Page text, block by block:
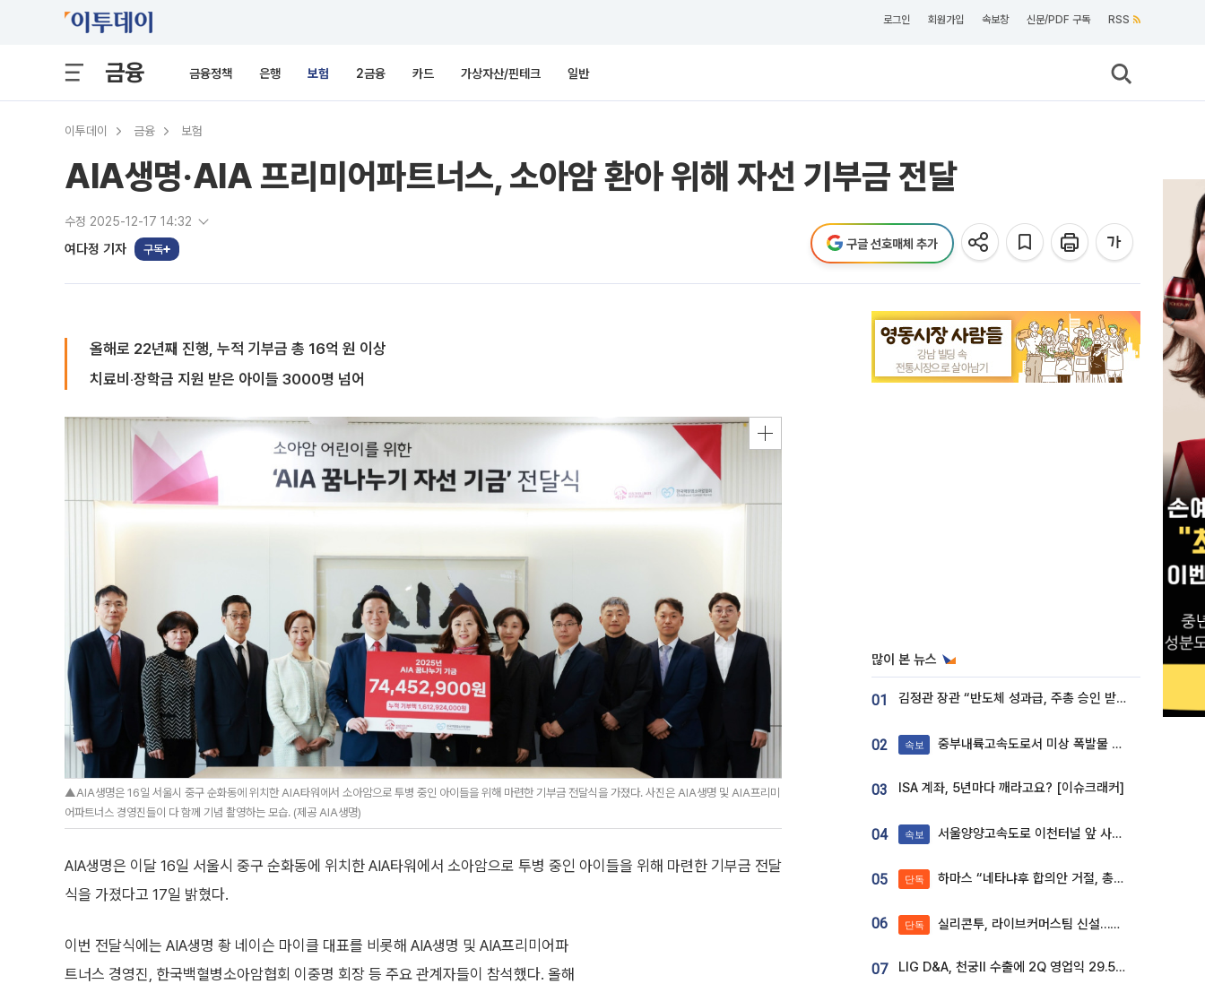
로그인 회원가입 속보창 신문/PDF 구독 RSS
금융 금융정책 은행 보험 2금융 카드 가상자산/핀테크 일반
이투데이 금융 보험
AIA생명‧AIA 프리미어파트너스, 소아암 환아 위해 자선 기부금 전달
수정 2025-12-17 14:32
여다정 기자 구독 구글 선호매체 추가
올해로 22년째 진행, 누적 기부금 총 16억 원 이상
치료비‧장학금 지원 받은 아이들 3000명 넘어
▲AIA생명은 16일 서울시 중구 순화동에 위치한 AIA타워에서 소아암으로 투병 중인 아이들을 위해 마련한 기부금 전달식을 가졌다. 사진은 AIA생명 및 AIA프리미
어파트너스 경영진들이 다 함께 기념 촬영하는 모습. (제공 AIA생명)
AIA생명은 이달 16일 서울시 중구 순화동에 위치한 AIA타워에서 소아암으로 투병 중인 아이들을 위해 마련한 기부금 전달
식을 가졌다고 17일 밝혔다.
이번 전달식에는 AIA생명 촹 네이슨 마이클 대표를 비롯해 AIA생명 및 AIA프리미어파
트너스 경영진, 한국백혈병소아암협회 이중명 회장 등 주요 관계자들이 참석했다. 올해
많이 본 뉴스
01 김정관 장관 “반도체 성과급, 주총 승인 받도록”…상법·자본시장법 개정 시사
02 속보 중부내륙고속도로서 미상 폭발물 발견
03 ISA 계좌, 5년마다 깨라고요? [이슈크래커]
04 속보 서울양양고속도로 이천터널 앞 사고 발생
05 단독 하마스 “네타냐후 합의안 거절, 총선 앞두고 시간 끌기”
06 단독 실리콘투, 라이브커머스팀 신설…K뷰티 ‘글로벌 판매망’ 확대[K뷰티 라방戰]
07 LIG D&A, 천궁Ⅱ 수출에 2Q 영업익 29.5%↑…수주잔고 24.6조 [종합]